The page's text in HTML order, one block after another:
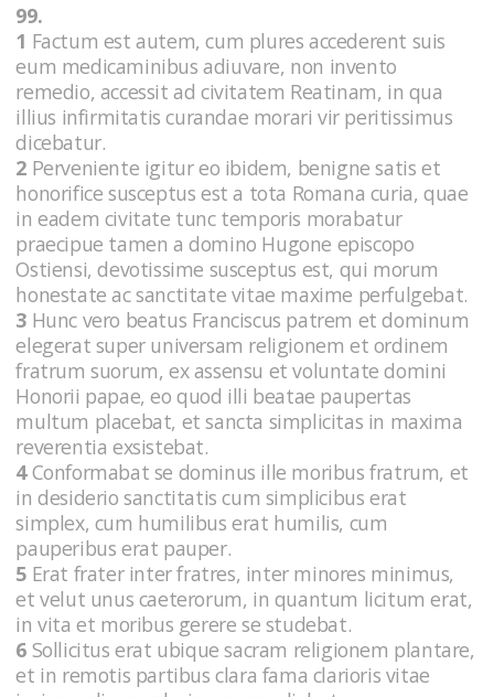
99.
1 Factum est autem, cum plures accederent suis
eum medicaminibus adiuvare, non invento
remedio, accessit ad civitatem Reatinam, in qua
illius infirmitatis curandae morari vir peritissimus
dicebatur.
2 Perveniente igitur eo ibidem, benigne satis et
honorifice susceptus est a tota Romana curia, quae
in eadem civitate tunc temporis morabatur
praecipue tamen a domino Hugone episcopo
Ostiensi, devotissime susceptus est, qui morum
honestate ac sanctitate vitae maxime perfulgebat.
3 Hunc vero beatus Franciscus patrem et dominum
elegerat super universam religionem et ordinem
fratrum suorum, ex assensu et voluntate domini
Honorii papae, eo quod illi beatae paupertas
multum placebat, et sancta simplicitas in maxima
reverentia exsistebat.
4Conformabat se dominus ille moribus fratrum, et
in desiderio sanctitatis cum simplicibus erat
simplex, cum humilibus erat humilis, cum
pauperibus erat pauper.
5 Erat frater inter fratres, inter minores minimus,
et velut unus caeterorum, in quantum licitum erat,
in vita et moribus gerere se studebat.
6 Sollicitus erat ubique sacram religionem plantare,
et in remotis partibus clara fama clarioris vitae